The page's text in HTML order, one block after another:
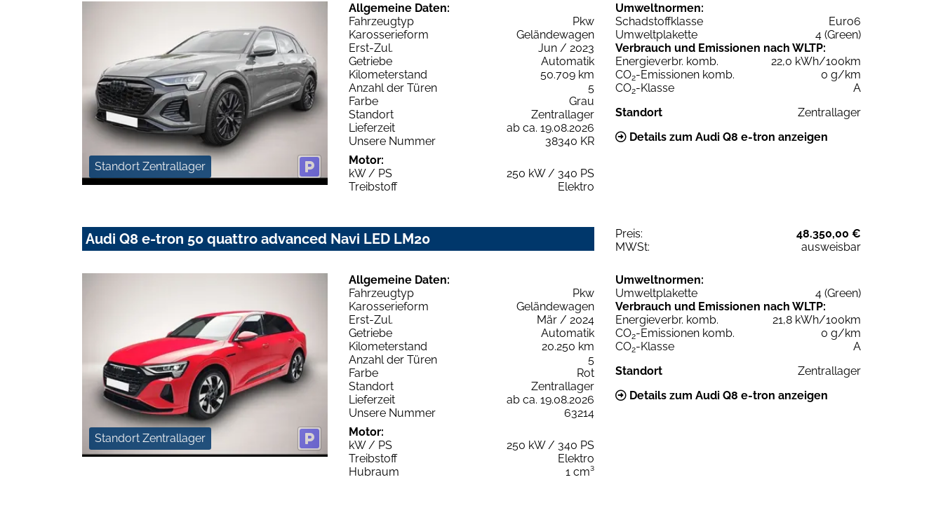
Standort Zentrallager
Allgemeine Daten:
Fahrzeugtyp
Pkw
Karosserieform
Geländewagen
Erst-Zul.
Jun / 2023
Getriebe
Automatik
Kilometerstand
50.709 km
Anzahl der Türen
5
Farbe
Grau
Standort
Zentrallager
Lieferzeit
ab ca. 19.08.2026
Unsere Nummer
38340 KR
Motor:
kW / PS
250 kW / 340 PS
Treibstoff
Elektro
Umweltnormen:
Schadstoffklasse
Euro6
Umweltplakette
4 (Green)
Verbrauch und Emissionen nach WLTP:
Energieverbr. komb.
22,0 kWh/100km
CO2-Emissionen komb.
0 g/km
CO2-Klasse
A
Standort
Zentrallager
Details zum Audi Q8 e-tron anzeigen
Audi Q8 e-tron 50 quattro advanced Navi LED LM20 Preis:
48.350,00 €
MWSt:
ausweisbar
Standort Zentrallager
Allgemeine Daten:
Fahrzeugtyp
Pkw
Karosserieform
Geländewagen
Erst-Zul.
Mär / 2024
Getriebe
Automatik
Kilometerstand
20.250 km
Anzahl der Türen
5
Farbe
Rot
Standort
Zentrallager
Lieferzeit
ab ca. 19.08.2026
Unsere Nummer
63214
Motor:
kW / PS
250 kW / 340 PS
Treibstoff
Elektro
Hubraum
1 cm³
Umweltnormen:
Umweltplakette
4 (Green)
Verbrauch und Emissionen nach WLTP:
Energieverbr. komb.
21,8 kWh/100km
CO2-Emissionen komb.
0 g/km
CO2-Klasse
A
Standort
Zentrallager
Details zum Audi Q8 e-tron anzeigen